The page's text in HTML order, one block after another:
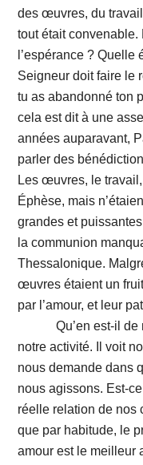
des œuvres, du
tout était convenable.
l’espérance ? Quelle
Seigneur doit faire le
tu as abandonné ton
cela est dit à une
années auparavant,
parler des
Les œuvres, le
Éphèse, mais
grandes et
la communion
Thessalonique.
œuvres étaient un
par l’amour, et leur
Qu’en est-il de
notre activité. Il voit
nous demande dans
nous agissons. Est-
réelle relation de nos
que par habitude, le
amour est le meilleur